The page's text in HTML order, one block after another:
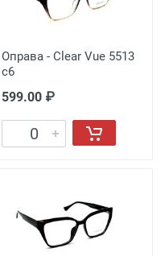
Оправа - Clear Vue 5513
c6
599.00 ₽